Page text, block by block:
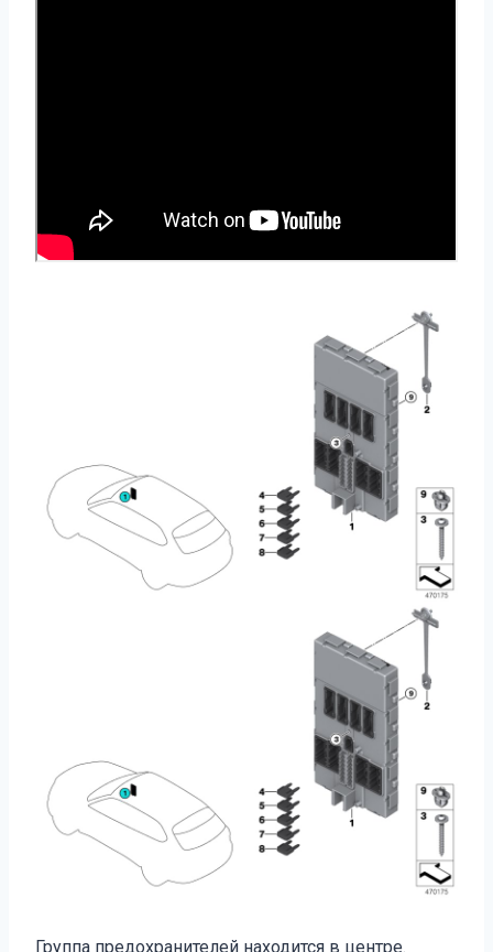
Группа предохранителей находится в центре.